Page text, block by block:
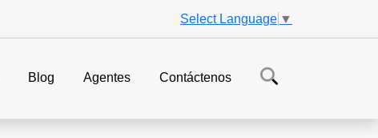
Select Language ▼
Blog Agentes Contáctenos